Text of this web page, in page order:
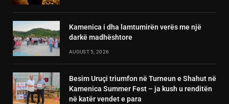
Kamenica i dha lamtumirën verës me një
darkë madhështore
AUGUST 5, 2026
Besim Uruçi triumfon në Turneun e Shahut në
Kamenica Summer Fest – ja kush u renditën
në katër vendet e para